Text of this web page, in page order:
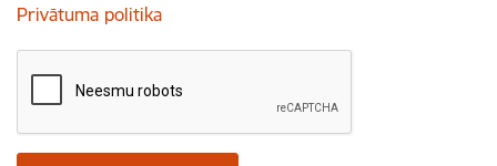
Privātuma politika